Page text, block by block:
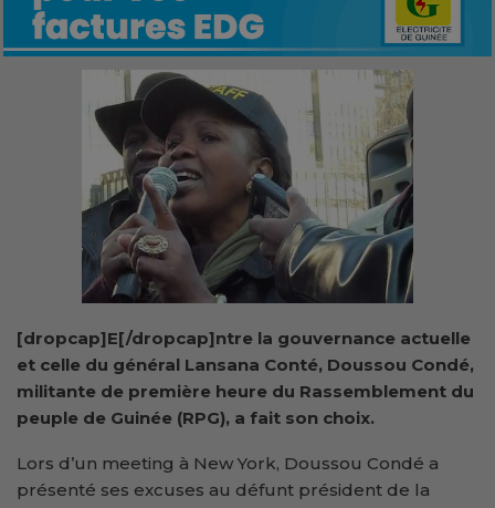
[dropcap]E[/dropcap]ntre la gouvernance actuelle
et celle du général Lansana Conté, Doussou Condé,
militante de première heure du Rassemblement du
peuple de Guinée (RPG), a fait son choix.
Lors d’un meeting à New York, Doussou Condé a
présenté ses excuses au défunt président de la